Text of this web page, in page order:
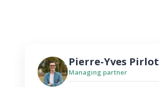
Pierre-Yves Pirlot
Managing partner